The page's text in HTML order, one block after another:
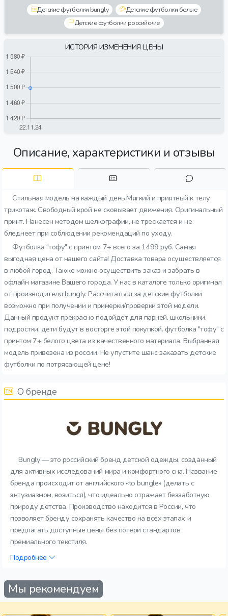
Детские футболки bungly
Детские футболки белые
Детские футболки российские
ИСТОРИЯ ИЗМЕНЕНИЯ ЦЕНЫ
Описание, характеристики и отзывы
Стильная модель на каждый день.Мягкий и приятный к телу
трикотаж. Свободный крой не сковывает движения. Оригинальный
принт. Нанесен методом шелкографии, не трескается и не
бледнеет при соблюдении рекомендаций по уходу.
Футболка "тофу" с принтом 7+ всего за 1499 руб. Самая
выгодная цена от нашего сайта! Доставка товара осуществляется
в любой город. Также можно осуществить заказ и забрать в
офлайн магазине Вашего города. У нас в каталоге только оригинал
от производителя bungly. Рассчитаться за детские футболки
возможно при получении и примерки/проверки этой модели.
Данный продукт прекрасно подойдет для парней. школьники,
подростки, дети будут в восторге этой покупкой. футболка "тофу" с
принтом 7+ белого цвета из качественного материала. Выбранная
модель привезена из россии. Не упустите шанс заказать детские
футболки по потрясающей цене!
О бренде
Bungly — это российский бренд детской одежды, созданный
для активных исследований мира и комфортного сна. Название
бренда происходит от английского «to bungle» (делать с
энтузиазмом, возиться), что идеально отражает беззаботную
природу детства. Производство находится в России, что
позволяет бренду сохранять качество на всех этапах и
предлагать доступные цены без потери стандартов
премиального текстиля.
Подробнее
Мы рекомендуем